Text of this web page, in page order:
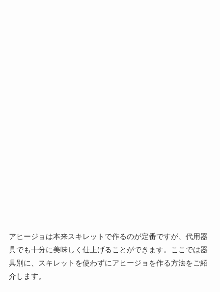
アヒージョは本来スキレットで作るのが定番ですが、代用器
具でも十分に美味しく仕上げることができます。ここでは器
具別に、スキレットを使わずにアヒージョを作る方法をご紹
介します。